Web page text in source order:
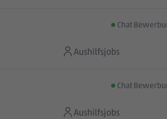
Chat
Aushilfsjobs
Chat
Aushilfsjobs